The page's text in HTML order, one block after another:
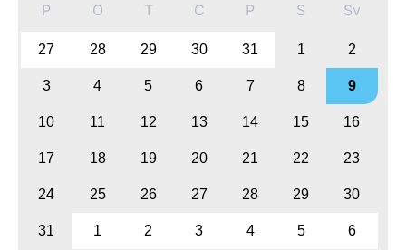
P O T C P S Sv
27 28 29 30 31 1 2
3 4 5 6 7 8 9
10 11 12 13 14 15 16
17 18 19 20 21 22 23
24 25 26 27 28 29 30
31 1 2 3 4 5 6